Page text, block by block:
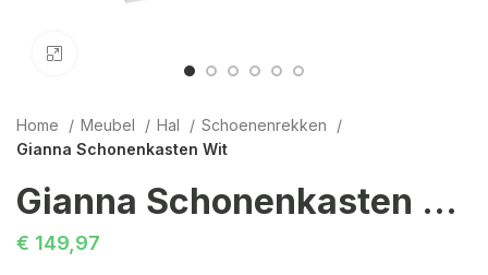
Home Meubel Hal
Schoenenrekken
Gianna Schonenkasten Wit
Gianna Schonenkasten Wit
€ 149,97